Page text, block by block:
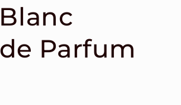
Parfum